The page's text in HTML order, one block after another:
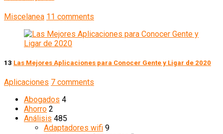
Miscelanea 11 comments
13 Las Mejores Aplicaciones para Conocer Gente y Ligar de 2020
Aplicaciones 7 comments
Abogados 4
Ahorro 2
Análisis 485
Adaptadores wifi 9